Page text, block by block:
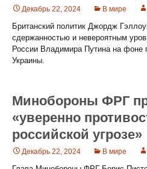
Декабрь 22, 2024 В мире
Британский политик Джордж
сдержанностью и невероятным
России Владимира Путина на фоне
Украины.
Минобороны ФРГ
«уверенно
российской угрозе»
Декабрь 22, 2024 В мире